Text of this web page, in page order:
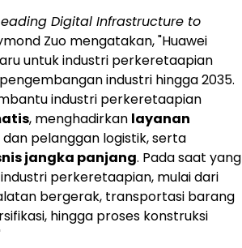
Digital Infrastructure to
Zuo mengatakan, "Huawei
untuk industri perkeretaapian
industri hingga 2035.
industri perkeretaapian
, menghadirkan layanan
pelanggan logistik, serta
jangka panjang. Pada saat yang
perkeretaapian, mulai dari
bergerak, transportasi barang
hingga proses konstruksi